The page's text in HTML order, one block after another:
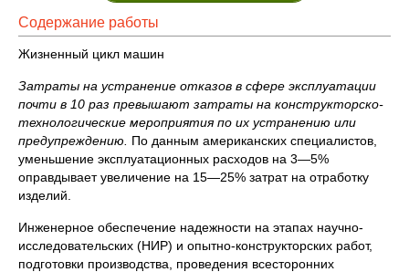
Содержание работы
Жизненный цикл машин
Затраты на устранение отказов в сфере эксплуатации
почти в 10 раз превышают затраты на конструкторско-
технологические мероприятия по их устранению или
предупреждению.
По данным американских специалистов,
уменьшение эксплуатационных расходов на 3—5%
оправдывает увеличение на 15—25% затрат на отработку
изделий.
Инженерное обеспечение надежности на этапах научно-
исследовательских (НИР) и опытно-конструкторских работ,
подготовки производства, проведения всесторонних